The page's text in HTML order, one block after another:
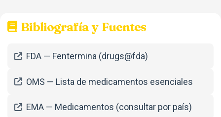
Bibliografía y Fuentes
FDA — Fentermina (drugs@fda)
OMS — Lista de medicamentos esenciales
EMA — Medicamentos (consultar por país)